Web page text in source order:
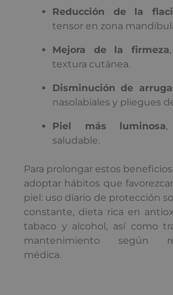
Reducción de la
tensor en zona
Mejora de la firmeza
textura cutánea.
Disminución de
nasolabiales y pliegues
Piel más luminosa,
saludable.
Para prolongar estos
adoptar hábitos que
piel: uso diario de protección
constante, dieta rica en
tabaco y alcohol, así como
mantenimiento según
médica.